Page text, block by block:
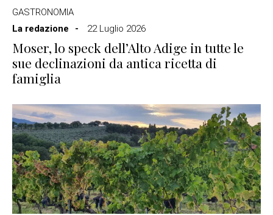
GASTRONOMIA
La redazione
22 Luglio 2026
Moser, lo speck dell’Alto Adige in tutte le
sue declinazioni da antica ricetta di
famiglia